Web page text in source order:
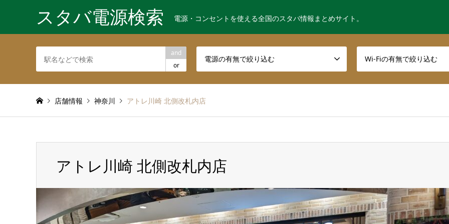
スタバ電源検索 電源・コンセントを使える全国のスタバ情報まとめサイト。
and
or
電源の有無で絞り込む Wi-Fiの有無で絞り込む
店舗情報 神奈川 アトレ川崎 北側改札内店
アトレ川崎 北側改札内店